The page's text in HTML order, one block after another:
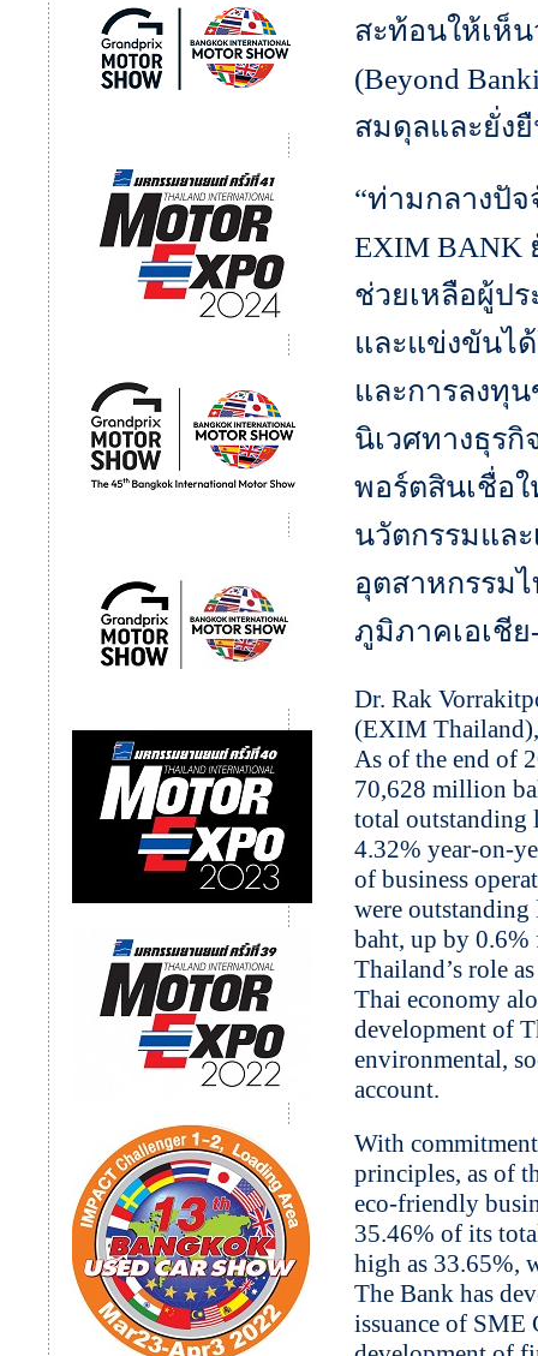
สะท้อนให้เห็
(Beyond
สมดุลและยั่ง
“ท่ามกลางปั
EXIM BANK
ช่วยเหลือผู้ปร
และแข่งขันไ
และการลงทุ
นิเวศทางธุร
พอร์ตสินเชื่อ
นวัตกรรมแล
อุตสาหกรรม
ภูมิภาคเอเชี
Dr. Rak
(EXIM
As of the end of
70,628 million
total outstanding
4.32% year-on-
of business
were
baht, up by
Thailand’s role
Thai economy
development of
environmental,
account.
With
principles, as of
eco-friendly
35.46% of its
high as 33.65%,
The Bank has
issuance of